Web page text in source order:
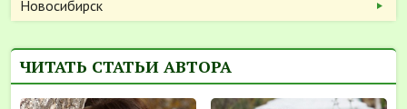
Новосибирск
ЧИТАТЬ СТАТЬИ АВТОРА